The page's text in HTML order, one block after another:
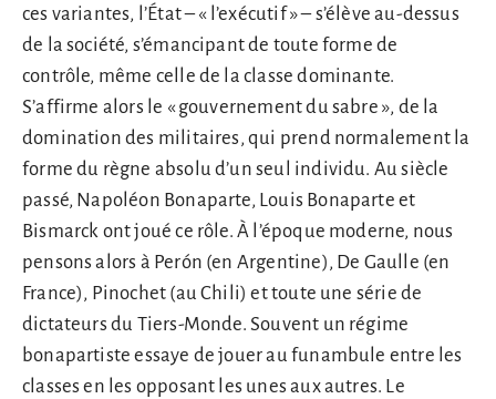
ces variantes, l’État – « l’exécutif » – s’élève au-dessus
de la société, s’émancipant de toute forme de
contrôle, même celle de la classe dominante.
S’affirme alors le « gouvernement du sabre », de la
domination des militaires, qui prend normalement la
forme du règne absolu d’un seul individu. Au siècle
passé, Napoléon Bonaparte, Louis Bonaparte et
Bismarck ont joué ce rôle. À l’époque moderne, nous
pensons alors à Perón (en Argentine), De Gaulle (en
France), Pinochet (au Chili) et toute une série de
dictateurs du Tiers-Monde. Souvent un régime
bonapartiste essaye de jouer au funambule entre les
classes en les opposant les unes aux autres. Le